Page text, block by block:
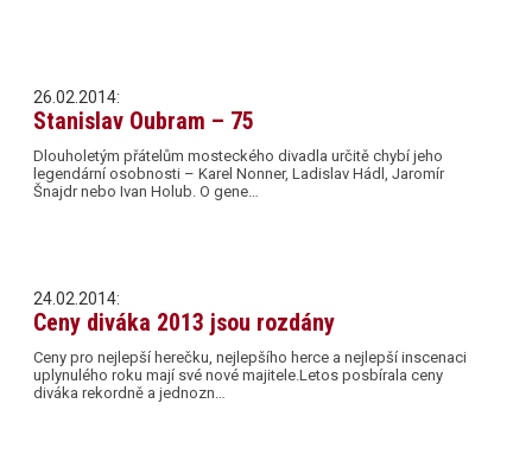
26.02.2014:
Stanislav Oubram – 75
Dlouholetým přátelům mosteckého divadla určitě chybí jeho
legendární osobnosti – Karel Nonner, Ladislav Hádl, Jaromír
Šnajdr nebo Ivan Holub. O gene…
24.02.2014:
Ceny diváka 2013 jsou rozdány
Ceny pro nejlepší herečku, nejlepšího herce a nejlepší inscenaci
uplynulého roku mají své nové majitele.Letos posbírala ceny
diváka rekordně a jednozn…